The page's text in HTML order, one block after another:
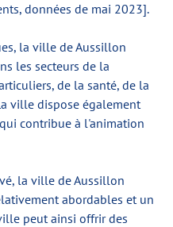
données de mai 2023].
la ville de Aussillon
les secteurs de la
de la santé, de la
ville dispose également
contribue à l'animation
la ville de Aussillon
abordables et un
peut ainsi offrir des